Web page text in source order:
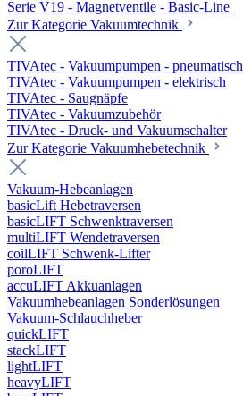
Serie V19 - Magnetventile - Basic-Line
Zur Kategorie Vakuumtechnik
TIVAtec - Vakuumpumpen - pneumatisch
TIVAtec - Vakuumpumpen - elektrisch
TIVAtec - Saugnäpfe
TIVAtec - Vakuumzubehör
TIVAtec - Druck- und Vakuumschalter
Zur Kategorie Vakuumhebetechnik
Vakuum-Hebeanlagen
basicLift Hebetraversen
basicLIFT Schwenktraversen
multiLIFT Wendetraversen
coilLIFT Schwenk-Lifter
poroLIFT
accuLIFT Akkuanlagen
Vakuumhebeanlagen Sonderlösungen
Vakuum-Schlauchheber
quickLIFT
stackLIFT
lightLIFT
heavyLIFT